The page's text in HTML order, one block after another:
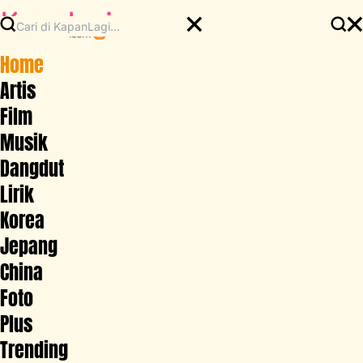
Home
Artis
Film
Musik
Dangdut
Lirik
Korea
Jepang
China
Foto
Plus
Trending